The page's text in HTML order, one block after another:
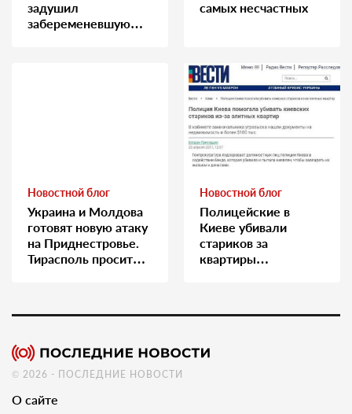
задушил
забеременевшую
самых несчастных
Новостной блог
Украина и Молдова
готовят новую атаку
на Приднестровье.
Тирасполь просит
Новостной блог
Полицейские в
Киеве убивали
стариков за
квартиры…
© 2026 - ПОСЛЕДНИЕ НОВОСТИ
О сайте